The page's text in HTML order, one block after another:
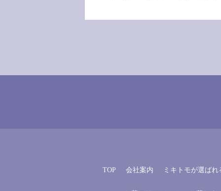
TOP 会社案内 ミキトモが選ばれ